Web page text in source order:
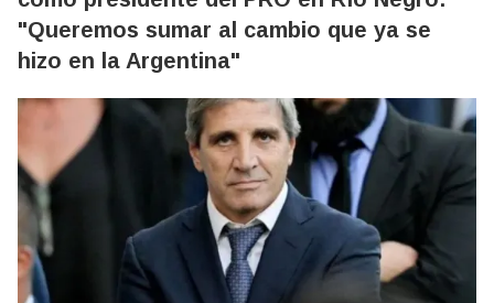
"Queremos sumar al cambio que ya se
hizo en la Argentina"